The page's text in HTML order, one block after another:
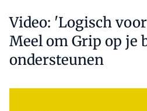
Video: 'Logisch
Meel om Grip op je
ondersteunen